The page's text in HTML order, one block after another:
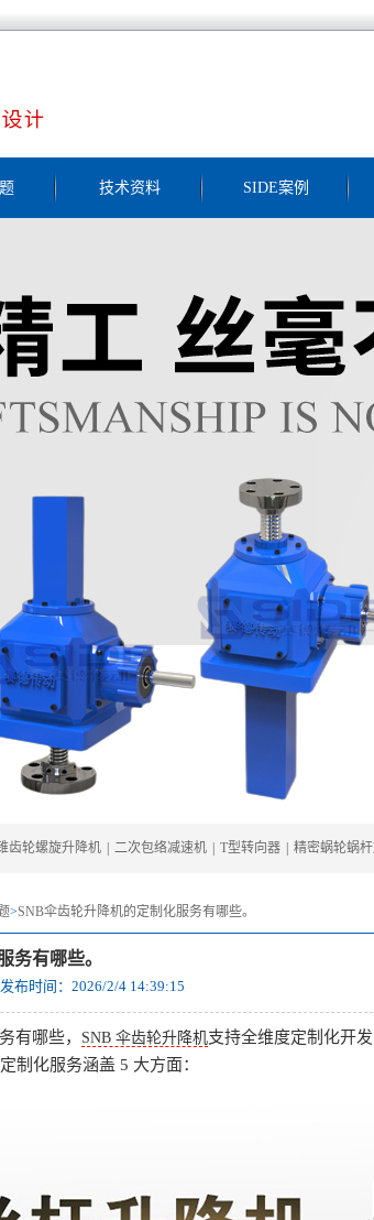
技术资料 SIDE案例
齿轮螺旋升降机 二次包络减速机 T型转向器 精密蜗轮蜗
>SNB伞齿轮升降机的定制化服务有哪些。
务有哪些。
发布时间： 2026/2/4 14:39:15
有哪些， SNB 伞齿轮升降机支持全维度定制化开
制化服务涵盖 5 大方面：